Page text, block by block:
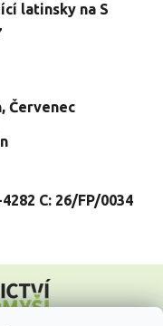
latinsky na S
, Červenec
C: 26/FP/0034